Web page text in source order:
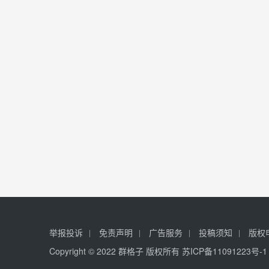
举报投诉 免责声明 广告服务 投稿须知 版权
Copyright © 2022 群格子 版权所有 苏ICP备11091223号-1